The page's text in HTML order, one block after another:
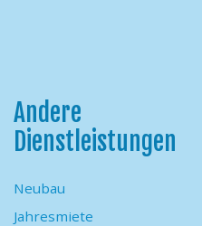
Andere
Dienstleistungen
Neubau
Jahresmiete